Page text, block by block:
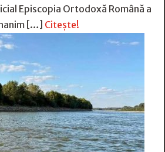
Episcopia Ortodoxă Română a
[…] Citește!